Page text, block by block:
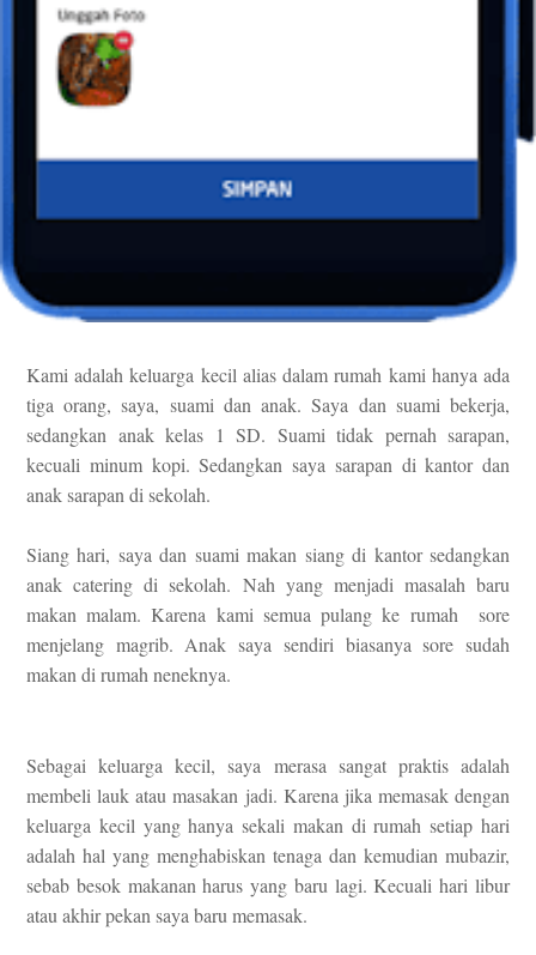
Kami adalah keluarga kecil alias dalam rumah kami hanya ada
tiga orang, saya, suami dan anak. Saya dan suami bekerja,
sedangkan anak kelas 1 SD. Suami tidak pernah sarapan,
kecuali minum kopi. Sedangkan saya sarapan di kantor dan
anak sarapan di sekolah.
Siang hari, saya dan suami makan siang di kantor sedangkan
anak catering di sekolah. Nah yang menjadi masalah baru
makan malam. Karena kami semua pulang ke rumah sore
menjelang magrib. Anak saya sendiri biasanya sore sudah
makan di rumah neneknya.
Sebagai keluarga kecil, saya merasa sangat praktis adalah
membeli lauk atau masakan jadi. Karena jika memasak dengan
keluarga kecil yang hanya sekali makan di rumah setiap hari
adalah hal yang menghabiskan tenaga dan kemudian mubazir,
sebab besok makanan harus yang baru lagi. Kecuali hari libur
atau akhir pekan saya baru memasak.